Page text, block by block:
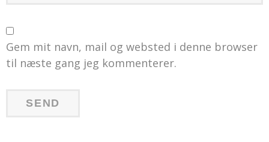
Gem mit navn, mail og websted i denne browser
til næste gang jeg kommenterer.